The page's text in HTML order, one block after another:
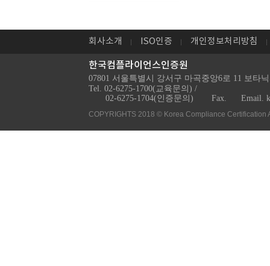
회사소개 ISO인증 개인정보처리방침
한국컴플라이언스인증원
07801 서울특별시 강서구 마곡중앙6로 11 보타
Tel. 02-6275-1700(교육문의) /
02-6275-1704(인증문의)
Fax. Email.
COPYRIGHTS 2018 © Korea Compliance Certification